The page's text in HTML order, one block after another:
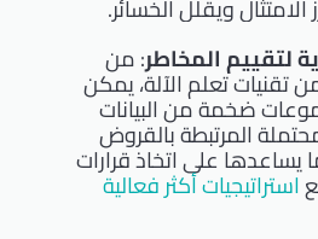
ويقلل الخسائر.
لتقييم المخاطر: من
تقنيات تعلم الآلة، يمكن
ضخمة من البيانات
المرتبطة بالقروض
يساعدها على اتخاذ قرارات
استراتيجيات أكثر فعالية